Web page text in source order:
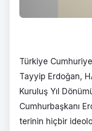
Türkiye
Tayyip Erdoğan,
Kuruluş Yıl
Cumhurbaşkanı
terinin hiçbir